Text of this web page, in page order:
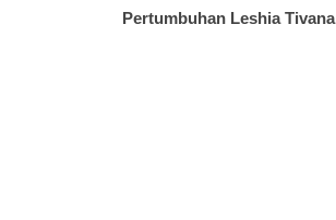
Pertumbuhan Leshia Tivana